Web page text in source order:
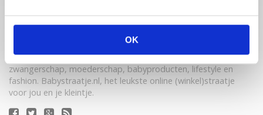
OK
Babystraatje.nl is een uniek platform voor aanstaande en
jonge moeders. Een online ontmoetingsplek vol
inspirerende blogs en handige artikelen op het gebied van
zwangerschap, moederschap, babyproducten, lifestyle en
fashion. Babystraatje.nl, het leukste online (winkel)straatje
voor jou en je kleintje.